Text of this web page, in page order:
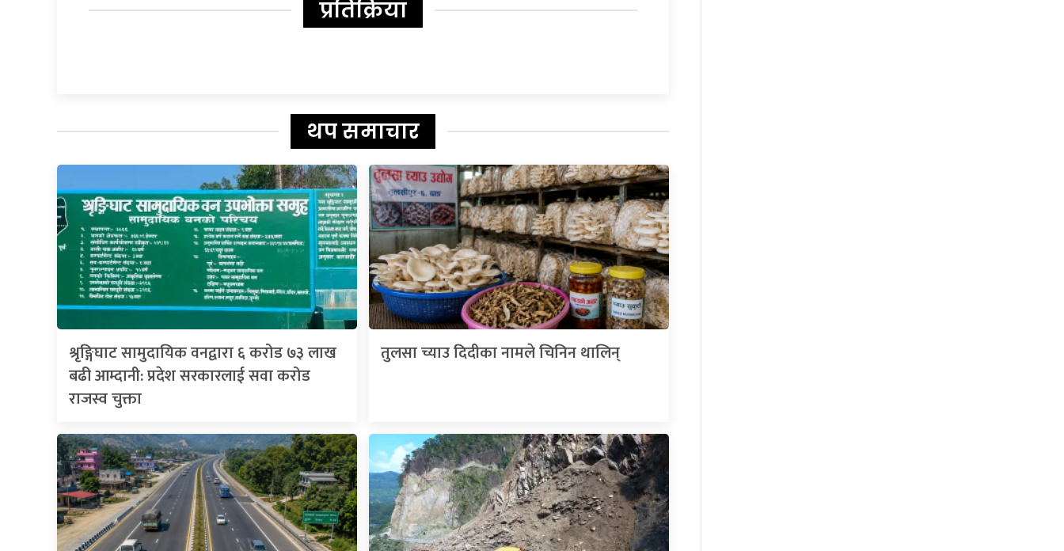
प्रतिक्रिया
थप समाचार
श्रृङ्गिघाट सामुदायिक वनद्वारा ६ करोड ७३ लाख
बढी आम्दानी: प्रदेश सरकारलाई सवा करोड
राजस्व चुक्ता
तुलसा च्याउ दिदीका नामले चिनिन थालिन्